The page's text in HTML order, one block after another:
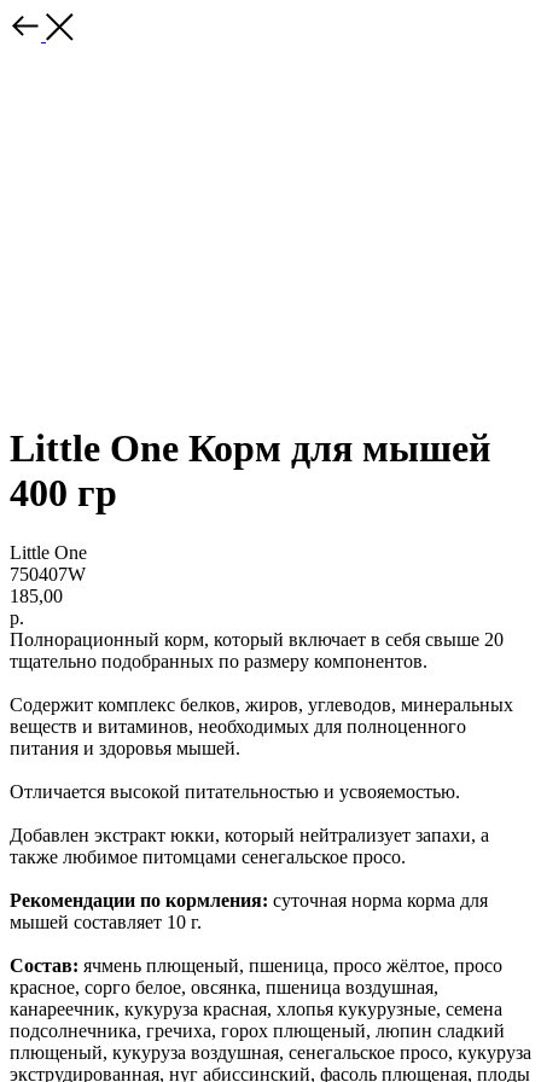
Little One Корм для мышей
400 гр
Little One
750407W
185,00
р.
Полнорационный корм, который включает в себя свыше 20
тщательно подобранных по размеру компонентов.
Содержит комплекс белков, жиров, углеводов, минеральных
веществ и витаминов, необходимых для полноценного
питания и здоровья мышей.
Отличается высокой питательностью и усвояемостью.
Добавлен экстракт юкки, который нейтрализует запахи, а
также любимое питомцами сенегальское просо.
Рекомендации по кормления: cуточная норма корма для
мышей составляет 10 г.
Состав: ячмень плющеный, пшеница, просо жёлтое, просо
красное, сорго белое, овсянка, пшеница воздушная,
канареечник, кукуруза красная, хлопья кукурузные, семена
подсолнечника, гречиха, горох плющеный, люпин сладкий
плющеный, кукуруза воздушная, сенегальское просо, кукуруза
экструдированная, нуг абиссинский, фасоль плющеная, плоды